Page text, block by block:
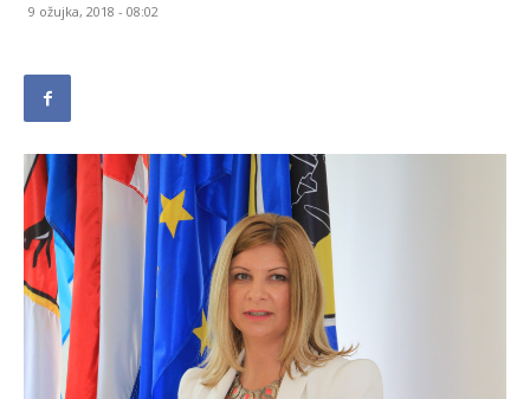
9 ožujka, 2018 - 08:02